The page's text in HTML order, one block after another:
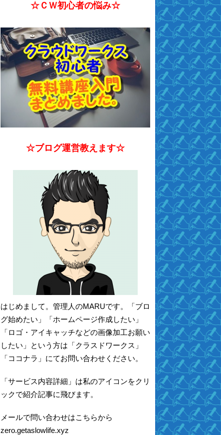
☆ＣＷ初心者の悩み☆
☆ブログ運営教えます☆
はじめまして。管理人のMARUです。「ブロ
グ始めたい」「ホームページ作成したい」
「ロゴ・アイキャッチなどの画像加工お願い
したい」という方は「クラスドワークス」
「ココナラ」にてお問い合わせください。
「サービス内容詳細」は私のアイコンをクリ
ックで紹介記事に飛びます。
メールで問い合わせはこちらから
zero.getaslowlife.xyz